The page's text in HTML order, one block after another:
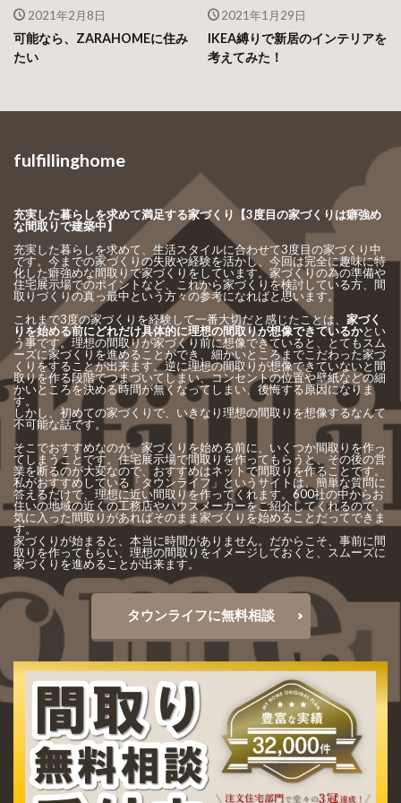
2021年2月8日
可能なら、ZARAHOMEに住み
たい
2021年1月29日
IKEA縛りで新居のインテリアを
考えてみた！
fulfillinghome
充実した暮らしを求めて満足する家づくり【3度目の家づくりは癖強め
な間取りで建築中】
充実した暮らしを求めて、生活スタイルに合わせて3度目の家づくり中
です。今までの家づくりの失敗や経験を活かし、今回は完全に趣味に特
化した癖強めな間取りで家づくりをしています。家づくりの為の準備や
住宅展示場でのポイントなど、これから家づくりを検討している方、間
取りづくりの真っ最中という方々の参考になればと思います。
これまで3度の家づくりを経験して一番大切だと感じたことは、 家づく
りを始める前にどれだけ具体的に理想の間取りが想像できているかとい
う事です。理想の間取りが家づくり前に想像できていると、とてもスム
ーズに家づくりを進めることができ、細かいところまでこだわった家づ
くりをすることが出来ます。逆に理想の間取りが想像できていないと間
取りを作る段階でつまづいてしまい、コンセントの位置や壁紙などの細
かいところを決める時間が無くなってしまい、後悔する原因になりま
す。
しかし、初めての家づくりで、いきなり理想の間取りを想像するなんて
不可能な話です。
そこでおすすめなのが、家づくりを始める前に、いくつか間取りを作っ
てしまうことです。住宅展示場で間取りを作ってもらうと、その後の営
業を断るのが大変なので、おすすめはネットで間取りを作ることです。
私がおすすめしている「タウンライフ」というサイトは、簡単な質問に
答えるだけで、理想に近い間取りを作ってくれます。600社の中からお
住いの地域の近くの工務店やハウスメーカーをご紹介してくれるので、
気に入った間取りがあればそのまま家づくりを始めることだってできま
す。
家づくりが始まると、本当に時間がありません。だからこそ、事前に間
取りを作ってもらい、理想の間取りをイメージしておくと、スムーズに
家づくりを進めることが出来ます。
タウンライフに無料相談